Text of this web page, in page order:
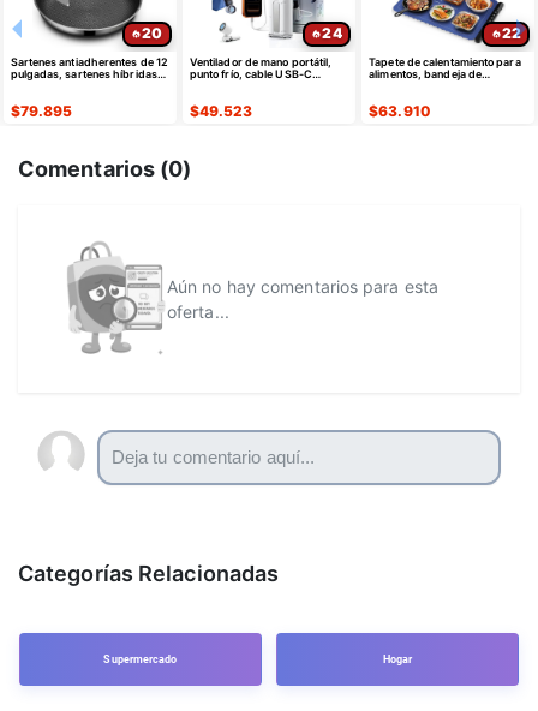
20
Sartenes antiadherentes de 12
pulgadas, sartenes híbridas
$79.895
24
Ventilador de mano portátil,
punto frío, cable USB-C
$49.523
22
Tapete de calentamiento para
alimentos, bandeja de
$63.910
Comentarios (0)
Aún no hay comentarios para esta
oferta...
Categorías Relacionadas
Supermercado Hogar